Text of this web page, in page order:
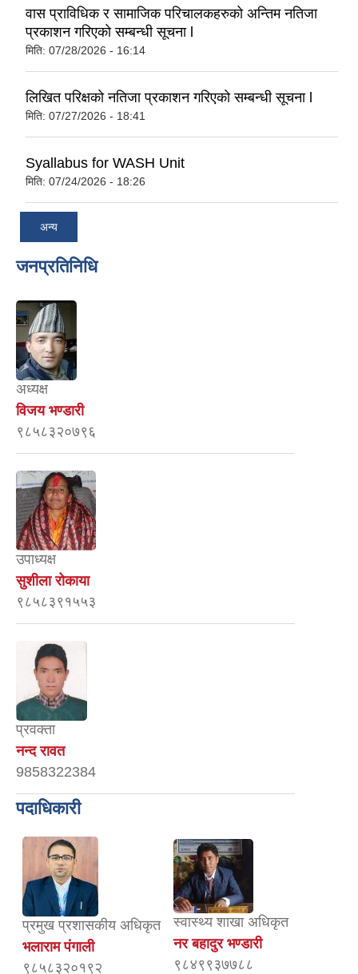
वास प्राविधिक र सामाजिक परिचालकहरुको अन्तिम नतिजा
प्रकाशन गरिएको सम्बन्धी सूचना l
मिति: 07/28/2026 - 16:14
लिखित परिक्षको नतिजा प्रकाशन गरिएको सम्बन्धी सूचना l
मिति: 07/27/2026 - 18:41
Syallabus for WASH Unit
मिति: 07/24/2026 - 18:26
अन्य
जनप्रतिनिधि
अध्यक्ष
विजय भण्डारी
९८५८३२०७९६
उपाध्यक्ष
सुशीला रोकाया
९८५८३९१५५३
प्रवक्ता
नन्द रावत
9858322384
पदाधिकारी
प्रमुख प्रशासकीय अधिकृत
भलाराम पंगाली
९८५८३२०१९२
स्वास्थ्य शाखा अधिकृत
नर बहादुर भण्डारी
९८४९९३७७८८